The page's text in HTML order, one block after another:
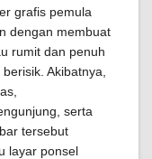
grafis pemula
dengan membuat
rumit dan penuh
Akibatnya,
serta
tersebut
layar ponsel